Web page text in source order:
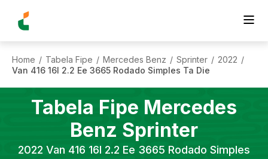
Home / Tabela Fipe / Mercedes Benz / Sprinter / 2022 /
Van 416 16l 2.2 Ee 3665 Rodado Simples Ta Die
Tabela Fipe Mercedes
Benz Sprinter
2022 Van 416 16l 2.2 Ee 3665 Rodado Simples